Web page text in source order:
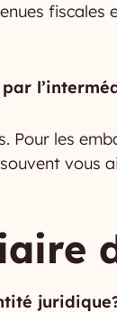
Pour les
souvent vous